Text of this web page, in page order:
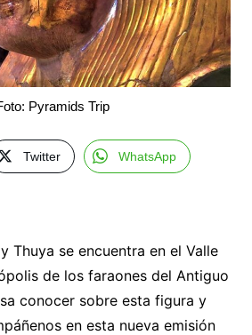
Pyramids Trip
Twitter WhatsApp
Thuya se encuentra en el Valle
de los faraones del Antiguo
conocer sobre esta figura y
en esta nueva emisión